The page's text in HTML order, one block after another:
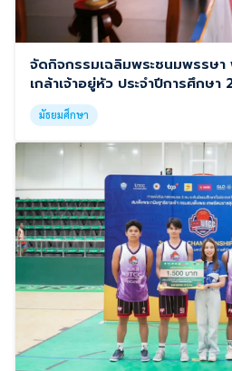
จัดกิจกรรมเฉลิมพระชนมพรรษา
เกล้าเจ้าอยู่หัว ประจำปีการศึกษา
มัธยมศึกษา